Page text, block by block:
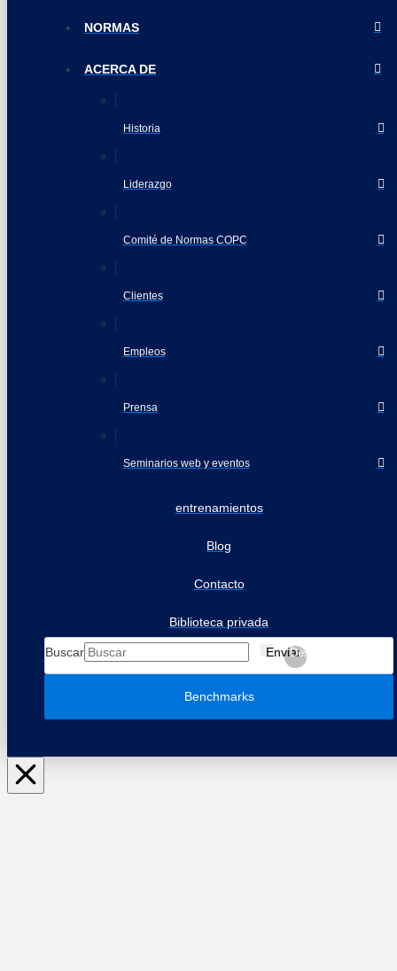
NORMAS
ACERCA DE
Historia
Liderazgo
Comité de Normas COPC
Clientes
Empleos
Prensa
Seminarios web y eventos
entrenamientos
Blog
Contacto
Biblioteca privada
Buscar EnviarDespejar
Benchmarks